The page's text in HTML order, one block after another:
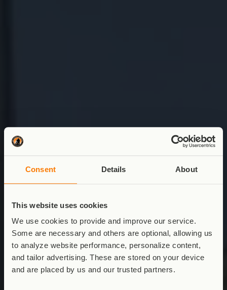
Consent Details About
This website uses cookies
We use cookies to provide and improve our service.
Some are necessary and others are optional, allowing us
to analyze website performance, personalize content,
and tailor advertising. These are stored on your device
and are placed by us and our trusted partners.